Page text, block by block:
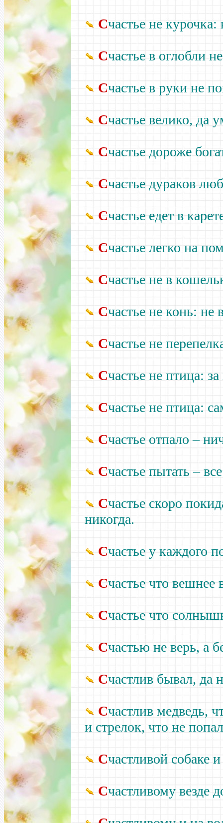
Счастье не
Счастье в оглобли
Счастье в руки не
Счастье велико, да
Счастье дороже
Счастье дураков
Счастье едет в
Счастье легко на
Счастье не в
Счастье не конь: не
Счастье не
Счастье не птица:
Счастье не птица:
Счастье отпало –
Счастье пытать –
Счастье скоро
никогда.
Счастье у каждого
Счастье что вешнее
Счастье что
Счастью не верь, а
Счастлив бывал, да
Счастлив медведь,
и стрелок, что не
Счастливой собаке
Счастливому везде